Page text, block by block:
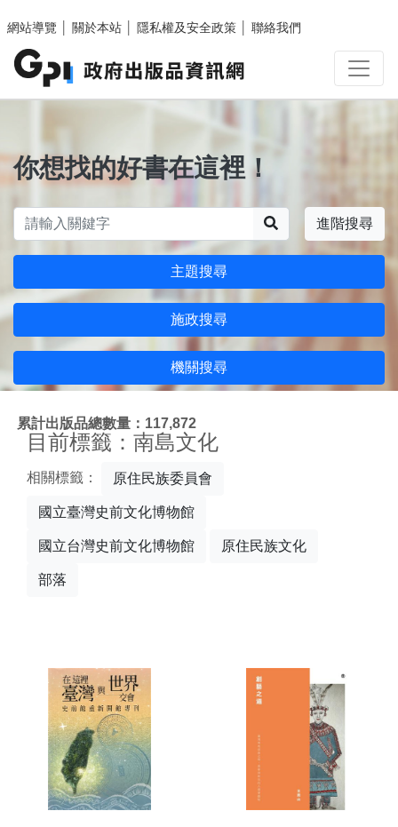
網站導覽
關於本站 隱私權及安全政策 聯絡我們
你想找的好書在這裡！
進階搜尋
主題搜尋
施政搜尋
機關搜尋
累計出版品總數量：117,872
目前標籤：南島文化
相關標籤： 原住民族委員會
國立臺灣史前文化博物館
國立台灣史前文化博物館 原住民族文化
部落